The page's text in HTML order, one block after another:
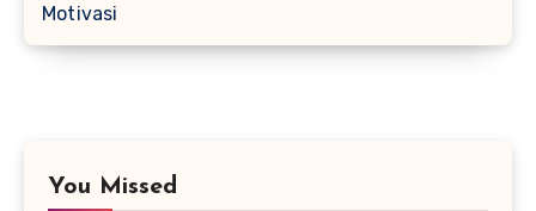
Motivasi
You Missed